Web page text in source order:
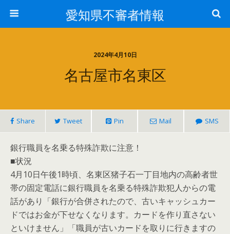
愛知県不審者情報
2024年4月10日
名古屋市名東区
Share Tweet Pin Mail SMS
銀行職員を名乗る特殊詐欺に注意！
■状況
4月10日午後1時頃、名東区猪子石一丁目地内の高齢者世
帯の固定電話に銀行職員を名乗る特殊詐欺犯人からの電
話があり「銀行が合併されたので、古いキャッシュカー
ドではお金が下せなくなります。カードを作り直さない
といけません」「職員が古いカードを取りに行きますの